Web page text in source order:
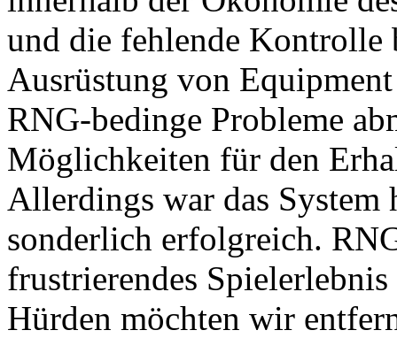
und die fehlende Kontrolle
Ausrüstung von
RNG-bedinge Probleme
Möglichkeiten für den
Allerdings war das
sonderlich erfolgreich.
frustrierendes
Hürden möchten wir